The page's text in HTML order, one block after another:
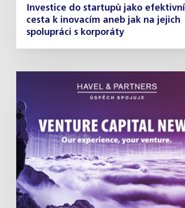
Investice do startupů jako efektivní
cesta k inovacím aneb jak na jejich
spolupráci s korporáty